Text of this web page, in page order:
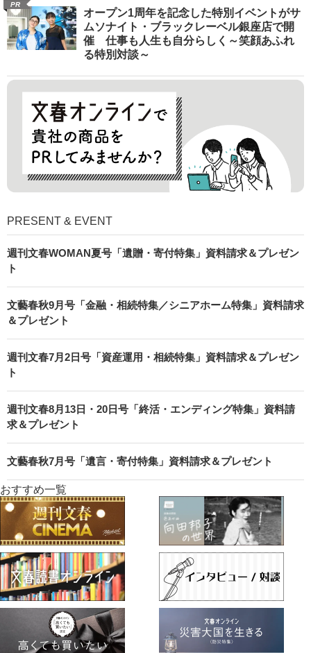
PR
オープン1周年を記念した特別イベントがサ
ムソナイト・ブラックレーベル銀座店で開
催 仕事も人生も自分らしく～笑顔あふれ
る特別対談～
PRESENT & EVENT
週刊文春WOMAN夏号「遺贈・寄付特集」資料請求＆プレゼン
ト
文藝春秋9月号「金融・相続特集／シニアホーム特集」資料請求
＆プレゼント
週刊文春7月2日号「資産運用・相続特集」資料請求＆プレゼン
ト
週刊文春8月13日・20日号「終活・エンディング特集」資料請
求＆プレゼント
文藝春秋7月号「遺言・寄付特集」資料請求＆プレゼント
おすすめ一覧